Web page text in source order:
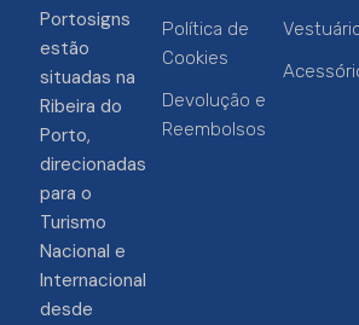
Portosigns
estão
situadas na
Ribeira do
Porto,
direcionadas
para o
Turismo
Nacional e
Internacional
desde
Política de
Cookies
Devolução e
Reembolsos